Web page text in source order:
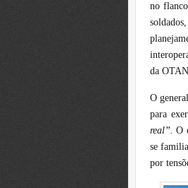
no
da
O
para
real”. O
se
por